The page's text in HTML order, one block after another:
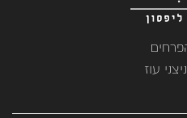
עוז